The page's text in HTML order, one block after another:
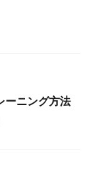
ニング方法